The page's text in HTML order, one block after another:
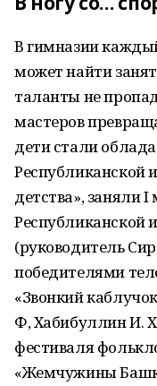
В гимназии
может найти
таланты не
мастеров
дети стали
Республиканской
детства», заняли
Республиканской
(руководитель
победителями
«Звонкий
Ф, Хабибуллин И.
фестиваля
«Жемчужины